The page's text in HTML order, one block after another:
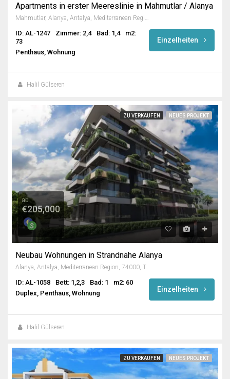
Apartments in erster Meereslinie in Mahmutlar / Alanya
ID: AL-1247 Zimmer: 2,4 Bad: 1,4
m2:
73
Penthaus, Wohnung
Einzelheiten
Halil Gülseren
ZU VERKAUFEN NEUES PROJEKT
ab
€205,000
Neubau Wohnungen in Strandnähe Alanya
Alanya, Antalya, Mediterranean Region, 74000, Turkey
ID: AL-1058 Bett: 1,2,3 Bad: 1
m2: 60
Duplex, Penthaus, Wohnung
Einzelheiten
Halil Gülseren
ZU VERKAUFEN NEUES PROJEKT